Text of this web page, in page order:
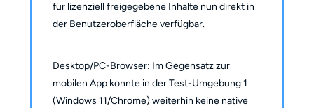
für lizenziell freigegebene Inhalte nun direkt in
der Benutzeroberfläche verfügbar.
Desktop/PC-Browser: Im Gegensatz zur
mobilen App konnte in der Test-Umgebung 1
(Windows 11/Chrome) weiterhin keine native